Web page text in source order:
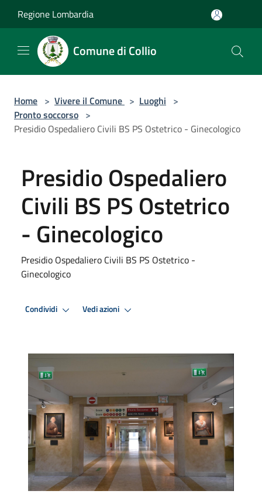
Regione Lombardia
Comune di Collio
Home > Vivere il Comune > Luoghi >
Pronto soccorso >
Presidio Ospedaliero Civili BS PS Ostetrico - Ginecologico
Presidio Ospedaliero
Civili BS PS Ostetrico
- Ginecologico
Presidio Ospedaliero Civili BS PS Ostetrico -
Ginecologico
Condividi Vedi azioni